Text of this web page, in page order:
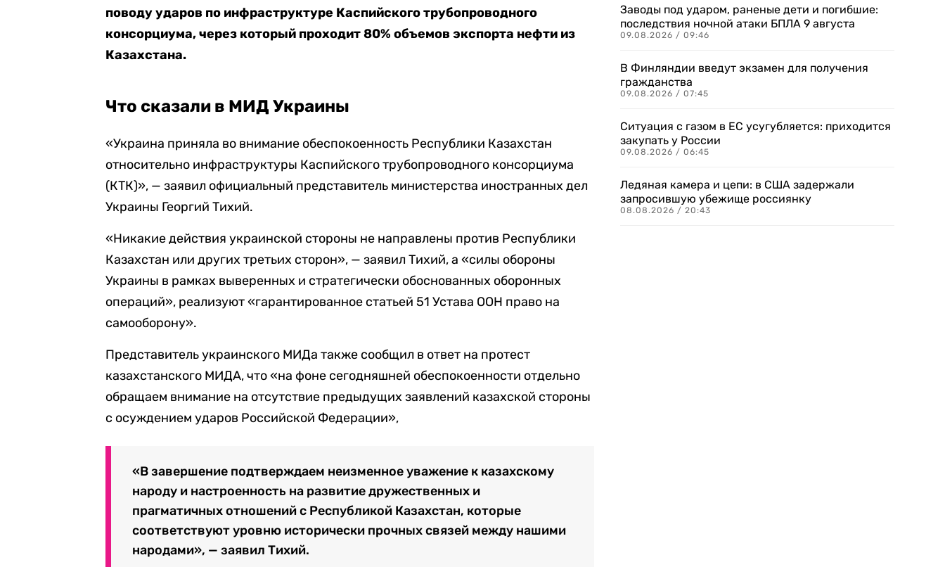
поводу ударов по инфраструктуре Каспийского трубопроводного
консорциума, через который проходит 80% объемов экспорта нефти из
Казахстана.
Что сказали в МИД Украины
«Украина приняла во внимание обеспокоенность Республики Казахстан
относительно инфраструктуры Каспийского трубопроводного консорциума
(КТК)», — заявил официальный представитель министерства иностранных дел
Украины Георгий Тихий.
«Никакие действия украинской стороны не направлены против Республики
Казахстан или других третьих сторон», — заявил Тихий, а «силы обороны
Украины в рамках выверенных и стратегически обоснованных оборонных
операций», реализуют «гарантированное статьей 51 Устава ООН право на
самооборону».
Представитель украинского МИДа также сообщил в ответ на протест
казахстанского МИДА, что «на фоне сегодняшней обеспокоенности отдельно
обращаем внимание на отсутствие предыдущих заявлений казахской стороны
с осуждением ударов Российской Федерации»,
«В завершение подтверждаем неизменное уважение к казахскому
народу и настроенность на развитие дружественных и
прагматичных отношений с Республикой Казахстан, которые
соответствуют уровню исторически прочных связей между нашими
народами», — заявил Тихий.
Заводы под ударом, раненые дети и погибшие:
последствия ночной атаки БПЛА 9 августа
09.08.2026 / 09:46
В Финляндии введут экзамен для получения
гражданства
09.08.2026 / 07:45
Ситуация с газом в ЕС усугубляется: приходится
закупать у России
09.08.2026 / 06:45
Ледяная камера и цепи: в США задержали
запросившую убежище россиянку
08.08.2026 / 20:43